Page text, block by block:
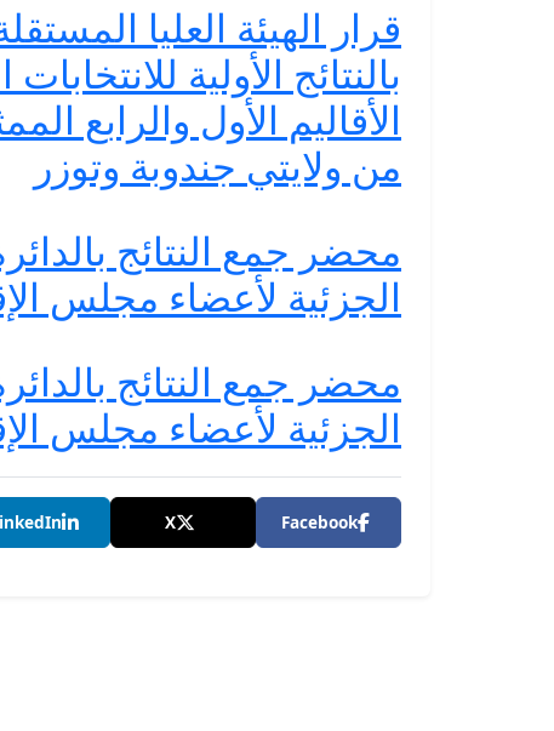
قرار الهيئة العليا
بالنتائج الأولية
الأقاليم الأول والرابع
من ولايتي جندوبة وتوزر
محضر جمع النتائج
الجزئية لأعضاء مجلس
محضر جمع النتائج
الجزئية لأعضاء مجلس
Facebook
X